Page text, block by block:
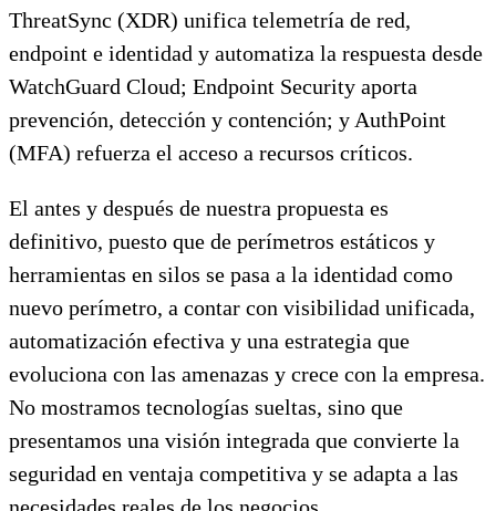
ThreatSync (XDR) unifica telemetría de red,
endpoint e identidad y automatiza la respuesta desde
WatchGuard Cloud; Endpoint Security aporta
prevención, detección y contención; y AuthPoint
(MFA) refuerza el acceso a recursos críticos.
El antes y después de nuestra propuesta es
definitivo, puesto que de perímetros estáticos y
herramientas en silos se pasa a la identidad como
nuevo perímetro, a contar con visibilidad unificada,
automatización efectiva y una estrategia que
evoluciona con las amenazas y crece con la empresa.
No mostramos tecnologías sueltas, sino que
presentamos una visión integrada que convierte la
seguridad en ventaja competitiva y se adapta a las